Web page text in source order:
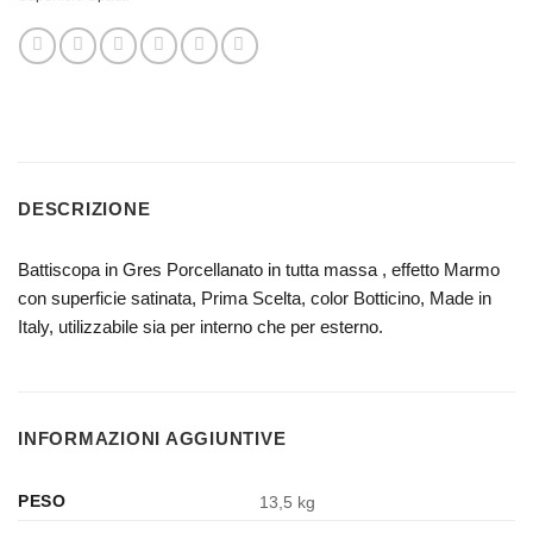
DESCRIZIONE
Battiscopa in Gres Porcellanato in tutta massa , effetto Marmo
con superficie satinata, Prima Scelta, color Botticino, Made in
Italy, utilizzabile sia per interno che per esterno.
INFORMAZIONI AGGIUNTIVE
PESO 13,5 kg